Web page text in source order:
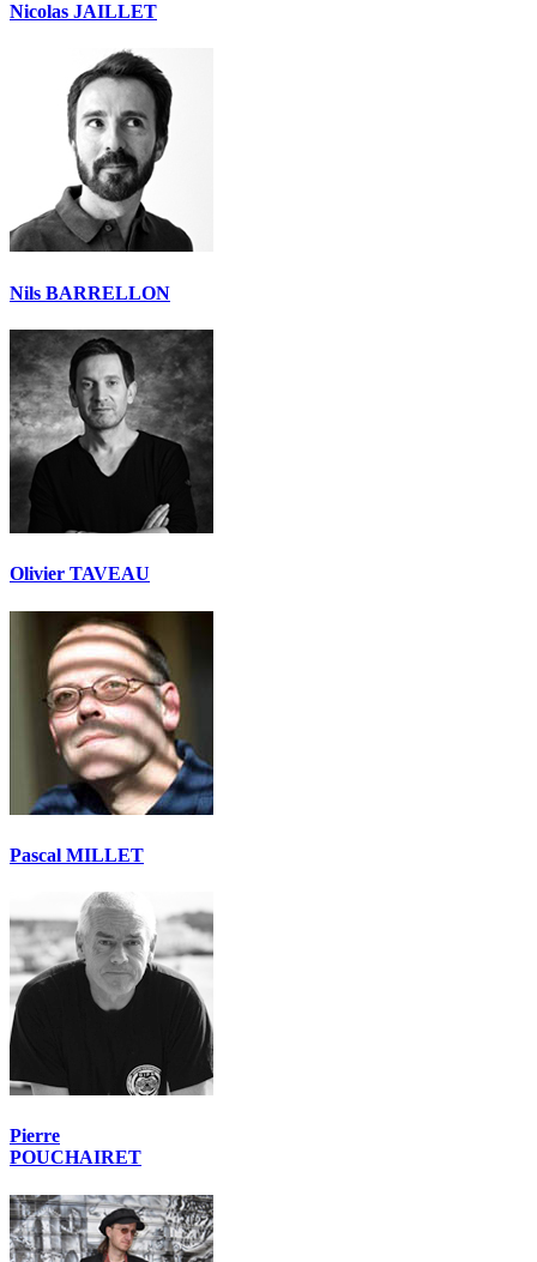
Nicolas JAILLET
Nils BARRELLON
Olivier TAVEAU
Pascal MILLET
Pierre
POUCHAIRET